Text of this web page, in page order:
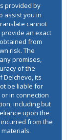
provided by
assist you in
cannot
an exact
from
risk. The
promises,
of the
Delchevo, its
be liable for
in connection
including but
upon the
from the